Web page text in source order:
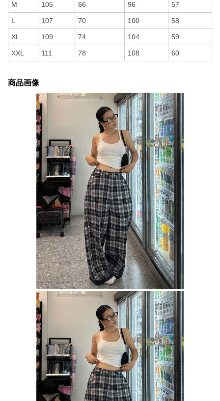
M 105 66 96 57
L 107 70 100 58
XL 109 74 104 59
XXL 111 78 108 60
商品画像